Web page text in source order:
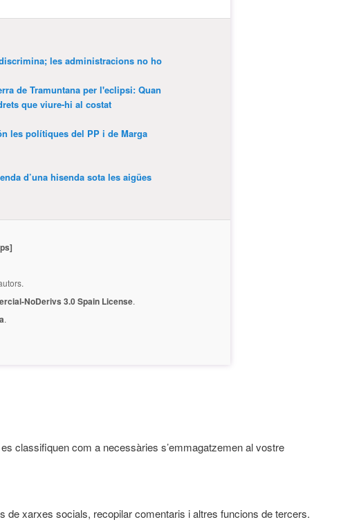
les administracions no ho
de Tramuntana per l'eclipsi: Quan
que viure-hi al costat
les polítiques del PP i de Marga
d’una hisenda sota les aigües
NoDerivs 3.0 Spain License.
.
classifiquen com a necessàries s’emmagatzemen al vostre
de xarxes socials, recopilar comentaris i altres funcions de tercers.